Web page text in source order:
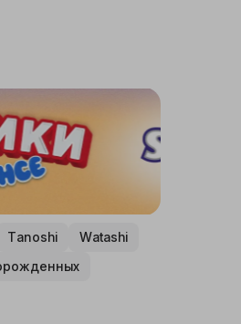
Tanoshi
Watashi